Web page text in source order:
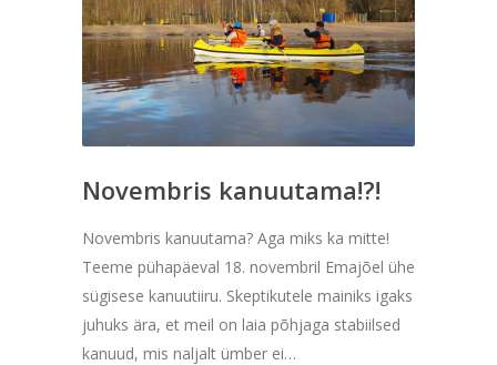
Novembris kanuutama!?!
Novembris kanuutama? Aga miks ka mitte!
Teeme pühapäeval 18. novembril Emajõel ühe
sügisese kanuutiiru. Skeptikutele mainiks igaks
juhuks ära, et meil on laia põhjaga stabiilsed
kanuud, mis naljalt ümber ei…